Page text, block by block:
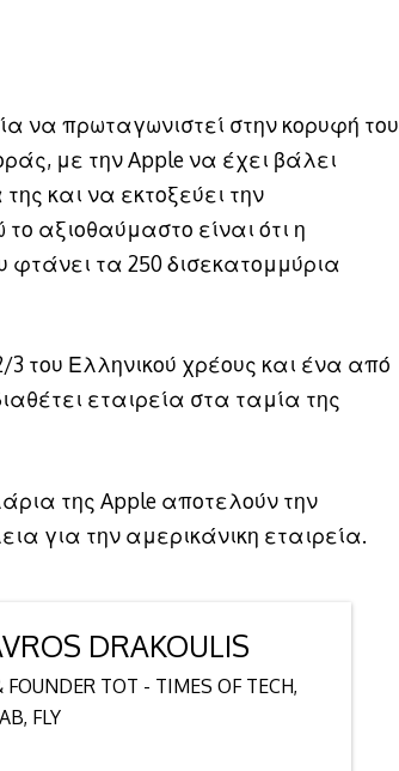
να πρωταγωνιστεί στην κορυφή του
με την Apple να έχει βάλει
και να εκτοξεύει την
το αξιοθαύμαστο είναι ότι η
τα 250 δισεκατομμύρια
του Ελληνικού χρέους και ένα από
εταιρεία στα ταμία της
της Apple αποτελούν την
για την αμερικάνικη εταιρεία.
DRAKOULIS
FOUNDER TOT - TIMES OF TECH,
FLY